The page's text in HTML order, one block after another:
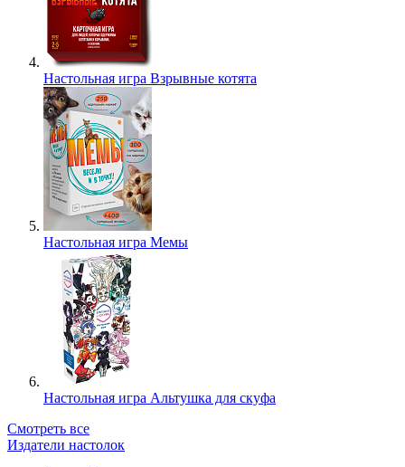
Настольная игра Взрывные котята
Настольная игра Мемы
Настольная игра Альтушка для скуфа
Смотреть все
Издатели настолок